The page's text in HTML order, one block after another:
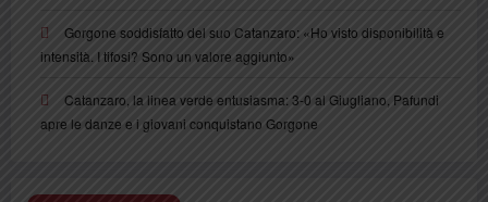
Gorgone soddisfatto del suo Catanzaro: «Ho visto disponibilità e
intensità. I tifosi? Sono un valore aggiunto»
Catanzaro, la linea verde entusiasma: 3-0 al Giugliano, Pafundi
apre le danze e i giovani conquistano Gorgone